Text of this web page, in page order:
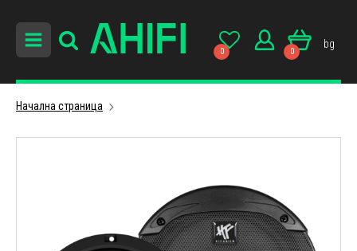
0 0
bg
Начална страница